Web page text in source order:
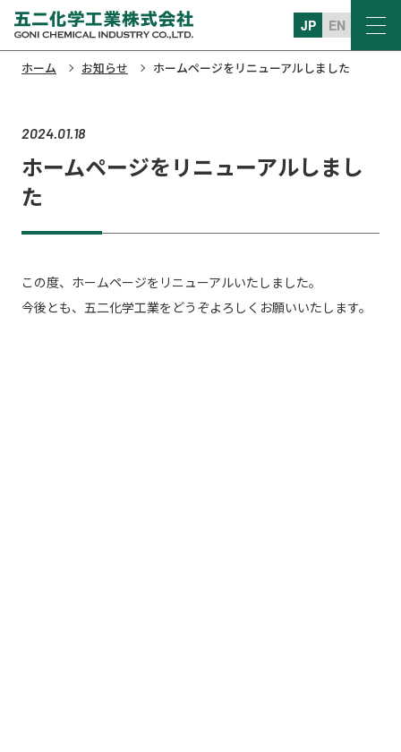
JP EN
ホーム お知らせ ホームページをリニューアルしました
2024.01.18
ホームページをリニューアルしまし
た
この度、ホームページをリニューアルいたしました。
今後とも、五二化学工業をどうぞよろしくお願いいたします。